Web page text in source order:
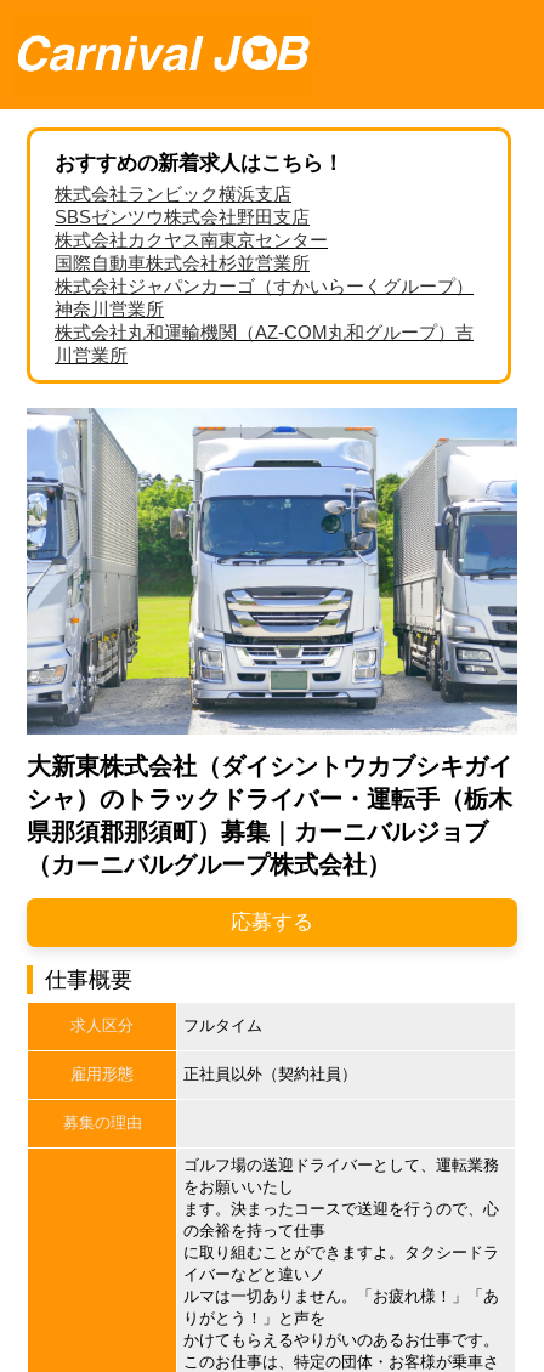
おすすめの新着求人はこちら！
株式会社ランビック横浜支店
SBSゼンツウ株式会社野田支店
株式会社カクヤス南東京センター
国際自動車株式会社杉並営業所
株式会社ジャパンカーゴ（すかいらーくグループ）
神奈川営業所
株式会社丸和運輸機関（AZ-COM丸和グループ）吉
川営業所
大新東株式会社（ダイシントウカブシキガイ
シャ）のトラックドライバー・運転手（栃木
県那須郡那須町）募集｜カーニバルジョブ
（カーニバルグループ株式会社）
応募する
仕事概要
求人区分 フルタイム
雇用形態 正社員以外（契約社員）
募集の理由
ゴルフ場の送迎ドライバーとして、運転業務
をお願いいたし
ます。決まったコースで送迎を行うので、心
の余裕を持って仕事
に取り組むことができますよ。タクシードラ
イバーなどと違いノ
ルマは一切ありません。「お疲れ様！」「あ
りがとう！」と声を
かけてもらえるやりがいのあるお仕事です。
このお仕事は、特定の団体・お客様が乗車さ